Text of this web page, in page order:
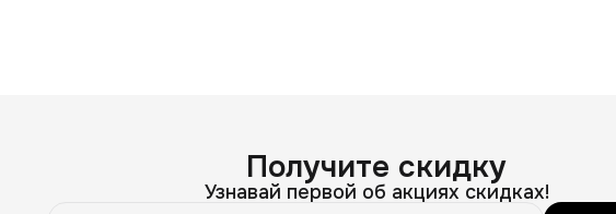
Получите скидку
Узнавай первой об акциях скидках!